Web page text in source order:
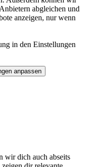
abgleichen und
anzeigen, nur wenn
in den Einstellungen
anpassen
dich auch abseits